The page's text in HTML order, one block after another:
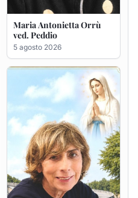
Maria Antonietta Orrù
ved. Peddio
5 agosto 2026